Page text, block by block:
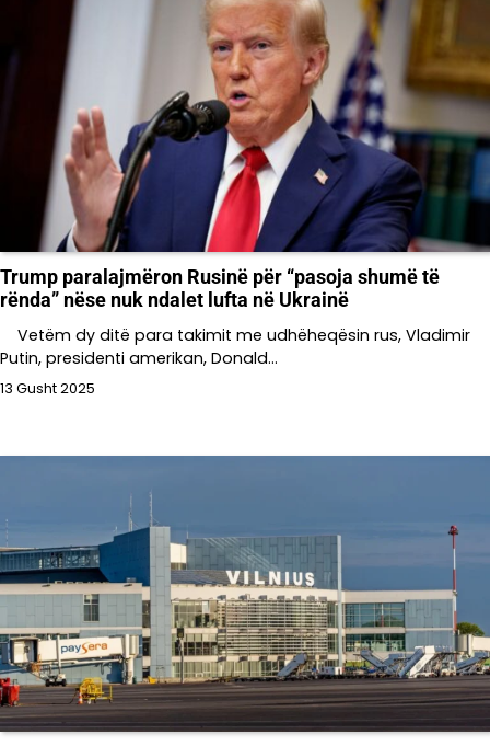
Trump paralajmëron Rusinë për “pasoja shumë të
rënda” nëse nuk ndalet lufta në Ukrainë
Vetëm dy ditë para takimit me udhëheqësin rus, Vladimir
Putin, presidenti amerikan, Donald…
13 Gusht 2025